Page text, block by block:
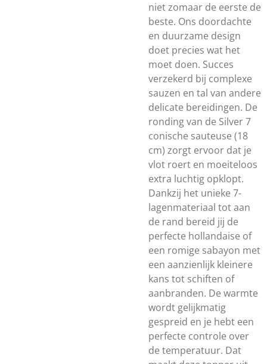
niet zomaar de eerste de
beste. Ons doordachte
en duurzame design
doet precies wat het
moet doen. Succes
verzekerd bij complexe
sauzen en tal van andere
delicate bereidingen. De
ronding van de Silver 7
conische sauteuse (18
cm) zorgt ervoor dat je
vlot roert en moeiteloos
extra luchtig opklopt.
Dankzij het unieke 7-
lagenmateriaal tot aan
de rand bereid jij de
perfecte hollandaise of
een romige sabayon met
een aanzienlijk kleinere
kans tot schiften of
aanbranden. De warmte
wordt gelijkmatig
gespreid en je hebt een
perfecte controle over
de temperatuur. Dat